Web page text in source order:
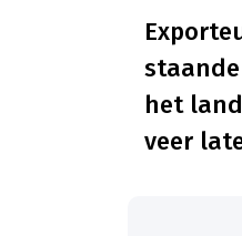
het
veer